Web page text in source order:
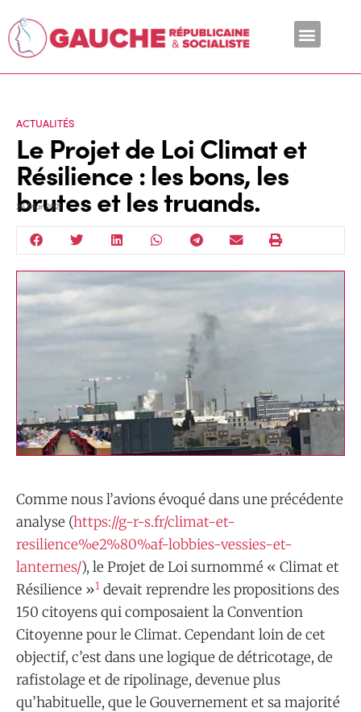
ACTUALITÉS
Le Projet de Loi Climat et
Résilience : les bons, les
brutes et les truands.
26 Mar 2021
Comme nous l’avions évoqué dans une précédente
analyse (https://g-r-s.fr/climat-et-
resilience%e2%80%af-lobbies-vessies-et-
lanternes/), le Projet de Loi surnommé « Climat et
Résilience »1 devait reprendre les propositions des
150 citoyens qui composaient la Convention
Citoyenne pour le Climat. Cependant loin de cet
objectif, c’est dans une logique de détricotage, de
rafistolage et de ripolinage, devenue plus
qu’habituelle, que le Gouvernement et sa majorité